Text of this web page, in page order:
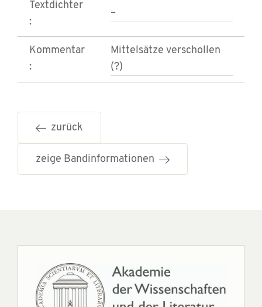
Textdichter
:
–
Kommentar
:
Mittelsätze verschollen
(?)
zurück
zeige Bandinformationen